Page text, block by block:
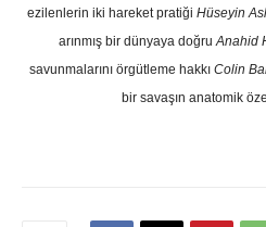
ezilenlerin iki hareket pratiği Hüseyin
arınmış bir dünyaya doğruAnahid
savunmalarını örgütleme hakkı Colin
bir savaşın anatomik